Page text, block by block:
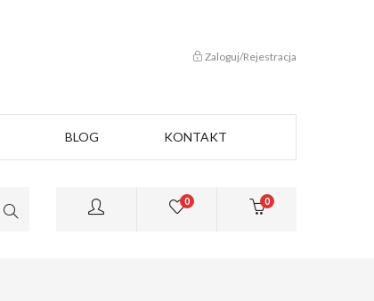
Zaloguj/Rejestracja
BLOG KONTAKT
0
0